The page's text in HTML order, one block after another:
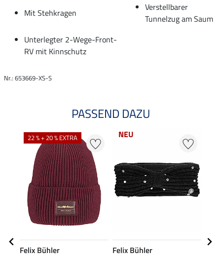
Mit Stehkragen
Verstellbarer
Tunnelzug am Saum
Unterlegter 2-Wege-Front-
RV mit Kinnschutz
Nr.: 653669-XS-S
PASSEND DAZU
22 % + 20 % EXTRA
Felix Bühler
NEU
Felix Bühler